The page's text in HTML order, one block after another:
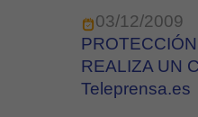
03/12/2009
REALIZA UN
Teleprensa.es